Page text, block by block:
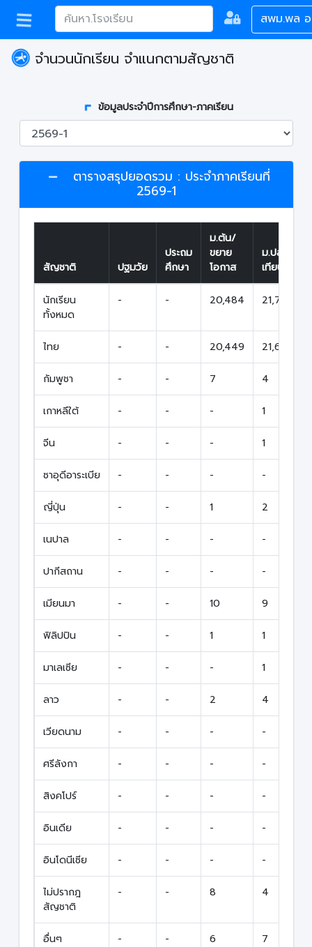
สพม.พล
จำนวนนักเรียน จำแนกตามสัญชาติ
ข้อมูลประจำปีการศึกษา-ภาคเรียน
ตารางสรุปยอดรวม : ประจำภาคเรียนที่
2569-1
สัญชาติ ปฐมวัย
ประถม
ศึกษา
ม.ต้น/
ขยาย
โอกาส
ม.ปลาย/
เทียบเท่า
นักเรียน
ทั้งหมด
- - 20,484 21,707
ไทย - - 20,449 21,673
กัมพูชา - - 7 4
เกาหลีใต้ - - - 1
จีน - - - 1
ซาอุดีอาระเบีย - - - -
ญี่ปุ่น - - 1 2
เนปาล - - - -
ปากีสถาน - - - -
เมียนมา - - 10 9
ฟิลิปปิน - - 1 1
มาเลเซีย - - - 1
ลาว - - 2 4
เวียดนาม - - - -
ศรีลังกา - - - -
สิงคโปร์ - - - -
อินเดีย - - - -
อินโดนีเซีย - - - -
ไม่ปรากฎ
สัญชาติ
- - 8 4
อื่นๆ - - 6 7